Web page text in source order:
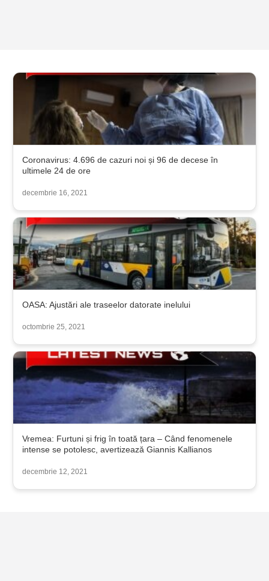
Coronavirus: 4.696 de cazuri noi și 96 de decese în
ultimele 24 de ore
decembrie 16, 2021
OASA: Ajustări ale traseelor datorate inelului
octombrie 25, 2021
Vremea: Furtuni și frig în toată țara – Când fenomenele
intense se potolesc, avertizează Giannis Kallianos
decembrie 12, 2021